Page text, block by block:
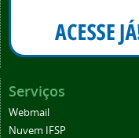
Serviços
Webmail
Nuvem IFSP